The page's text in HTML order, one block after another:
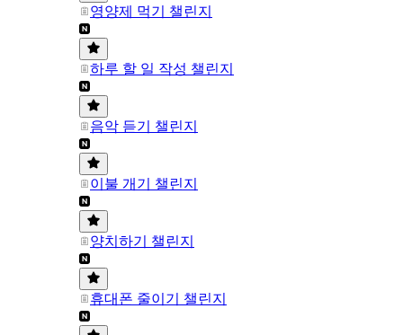
영양제 먹기 챌린지
하루 할 일 작성 챌린지
음악 듣기 챌린지
이불 개기 챌린지
양치하기 챌린지
휴대폰 줄이기 챌린지